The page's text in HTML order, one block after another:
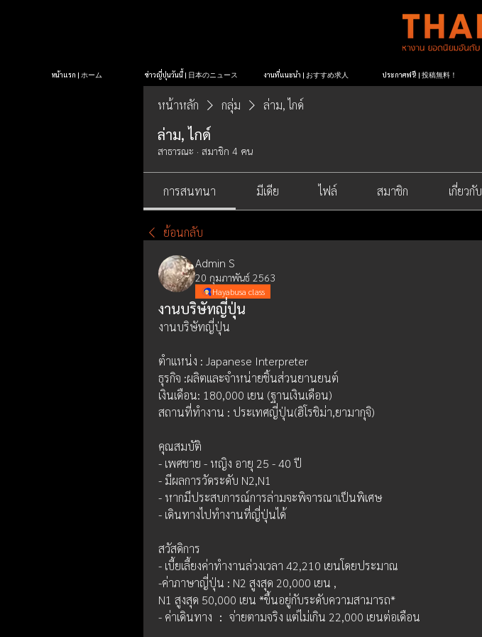
หน้าแรก | ホーム ข่าวญี่ปุ่นวันนี้ | 日本のニュース งานที่แนะนำ | おすすめ求人 ประกาศฟรี! | 投稿無料！
หน้าหลัก กลุ่ม ล่าม, ไกด์
ล่าม, ไกด์
สาธารณะ · สมาชิก 4 คน
การสนทนา มีเดีย ไฟล์ สมาชิก เกี่ยวกับ
ย้อนกลับ
Admin S
20 กุมภาพันธ์ 2563
Hayabusa class
งานบริษัทญี่ปุ่น
งานบริษัทญี่ปุ่น
ตำแหน่ง : Japanese Interpreter
ธุรกิจ :ผลิตและจำหน่ายชิ้นส่วนยานยนต์
เงินเดือน: 180,000 เยน (ฐานเงินเดือน)
สถานที่ทำงาน : ประเทศญี่ปุ่น(ฮิโรชิม่า,ยามากุจิ)
คุณสมบัติ
- เพศชาย - หญิง อายุ 25 - 40 ปี
- มีผลการวัดระดับ N2,N1
- หากมีประสบการณ์การล่ามจะพิจารณาเป็นพิเศษ
- เดินทางไปทำงานที่ญี่ปุ่นได้
สวัสดิการ
- เบี้ยเลี้ยงค่าทำงานล่วงเวลา 42,210 เยนโดยประมาณ
-ค่าภาษาญี่ปุ่น : N2 สูงสุด 20,000 เยน ,
N1 สูงสุด 50,000 เยน *ขึ้นอยู่กับระดับความสามารถ*
- ค่าเดินทาง ： จ่ายตามจริง แต่ไม่เกิน 22,000 เยนต่อเดือน